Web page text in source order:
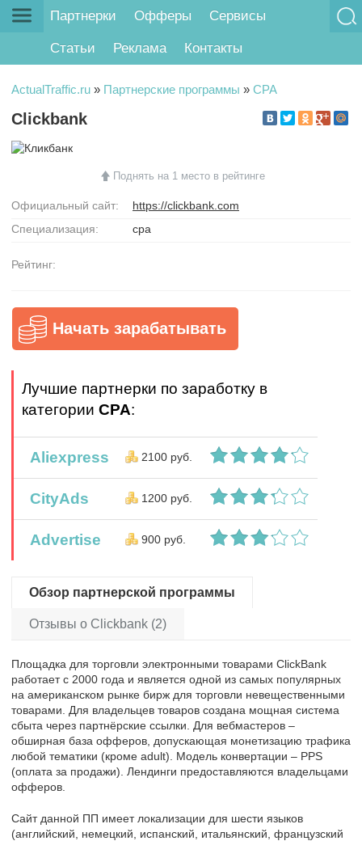
Партнерки Офферы Сервисы
Статьи Реклама Контакты
ActualTraffic.ru » Партнерские программы » CPA
Clickbank
Поднять на 1 место в рейтинге
Официальный сайт:
https://clickbank.com
Специализация:
cpa
Рейтинг:
Начать зарабатывать
Лучшие партнерки по заработку в
категории CPA:
Aliexpress 2100 руб.
CityAds 1200 руб.
Advertise 900 руб.
Обзор партнерской программы
Отзывы о Clickbank (2)
Площадка для торговли электронными товарами ClickBank
работает с 2000 года и является одной из самых популярных
на американском рынке бирж для торговли невещественными
товарами. Для владельцев товаров создана мощная система
сбыта через партнёрские ссылки. Для вебмастеров –
обширная база офферов, допускающая монетизацию трафика
любой тематики (кроме adult). Модель конвертации – PPS
(оплата за продажи). Лендинги предоставляются владельцами
офферов.
Сайт данной ПП имеет локализации для шести языков
(английский, немецкий, испанский, итальянский, французский